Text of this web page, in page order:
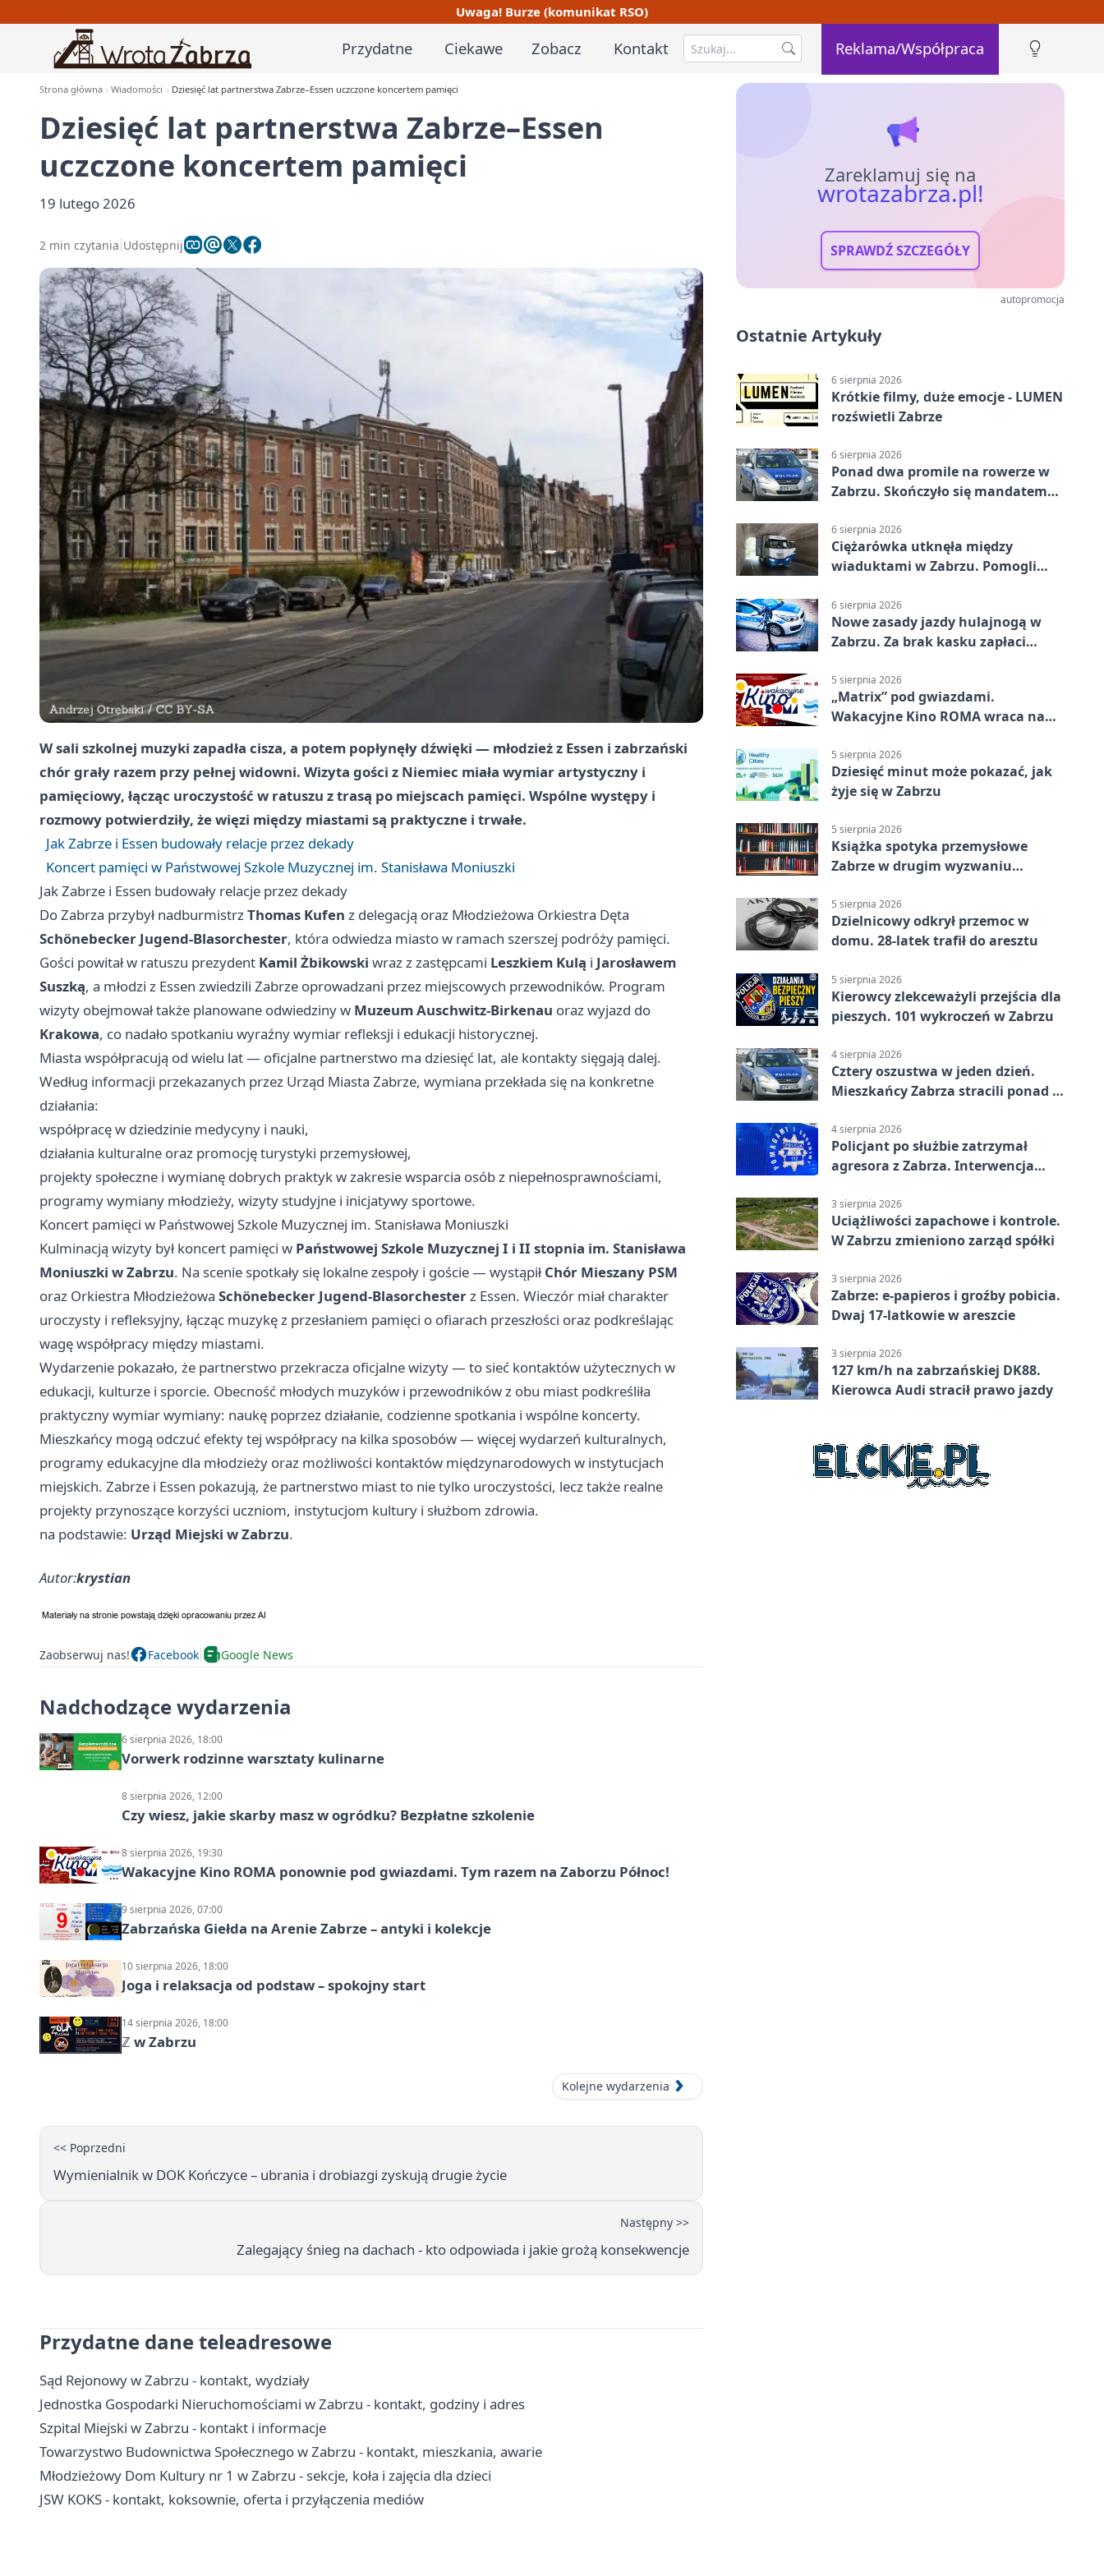
Uwaga! Burze (komunikat RSO)
Przydatne Ciekawe Zobacz Kontakt Reklama/Współpraca
Strona główna Wiadomości Dziesięć lat partnerstwa Zabrze–Essen uczczone koncertem pamięci
Dziesięć lat partnerstwa Zabrze–Essen
uczczone koncertem pamięci
19 lutego 2026
2 min czytania Udostępnij
W sali szkolnej muzyki zapadła cisza, a potem popłynęły dźwięki — młodzież z Essen i zabrzański
chór grały razem przy pełnej widowni. Wizyta gości z Niemiec miała wymiar artystyczny i
pamięciowy, łącząc uroczystość w ratuszu z trasą po miejscach pamięci. Wspólne występy i
rozmowy potwierdziły, że więzi między miastami są praktyczne i trwałe.
Jak Zabrze i Essen budowały relacje przez dekady
Koncert pamięci w Państwowej Szkole Muzycznej im. Stanisława Moniuszki
Jak Zabrze i Essen budowały relacje przez dekady
Do Zabrza przybył nadburmistrzThomas Kufen z delegacją oraz Młodzieżowa Orkiestra Dęta
Schönebecker Jugend-Blasorchester, która odwiedza miasto w ramach szerszej podróży pamięci.
Gości powitał w ratuszu prezydent Kamil Żbikowski wraz z zastępcami Leszkiem Kulą i Jarosławem
Suszką, a młodzi z Essen zwiedzili Zabrze oprowadzani przez miejscowych przewodników. Program
wizyty obejmował także planowane odwiedziny w Muzeum Auschwitz-Birkenau oraz wyjazd do
Krakowa, co nadało spotkaniu wyraźny wymiar refleksji i edukacji historycznej.
Miasta współpracują od wielu lat — oficjalne partnerstwo ma dziesięć lat, ale kontakty sięgają dalej.
Według informacji przekazanych przez Urząd Miasta Zabrze, wymiana przekłada się na konkretne
działania:
współpracę w dziedzinie medycyny i nauki,
działania kulturalne oraz promocję turystyki przemysłowej,
projekty społeczne i wymianę dobrych praktyk w zakresie wsparcia osób z niepełnosprawnościami,
programy wymiany młodzieży, wizyty studyjne i inicjatywy sportowe.
Koncert pamięci w Państwowej Szkole Muzycznej im. Stanisława Moniuszki
Kulminacją wizyty był koncert pamięci w Państwowej Szkole Muzycznej I i II stopnia im. Stanisława
Moniuszki w Zabrzu. Na scenie spotkały się lokalne zespoły i goście — wystąpiłChór Mieszany PSM
oraz Orkiestra Młodzieżowa Schönebecker Jugend-Blasorchesterz Essen. Wieczór miał charakter
uroczysty i refleksyjny, łącząc muzykę z przesłaniem pamięci o ofiarach przeszłości oraz podkreślając
wagę współpracy między miastami.
Wydarzenie pokazało, że partnerstwo przekracza oficjalne wizyty — to sieć kontaktów użytecznych w
edukacji, kulturze i sporcie. Obecność młodych muzyków i przewodników z obu miast podkreśliła
praktyczny wymiar wymiany: naukę poprzez działanie, codzienne spotkania i wspólne koncerty.
Mieszkańcy mogą odczuć efekty tej współpracy na kilka sposobów — więcej wydarzeń kulturalnych,
programy edukacyjne dla młodzieży oraz możliwości kontaktów międzynarodowych w instytucjach
miejskich. Zabrze i Essen pokazują, że partnerstwo miast to nie tylko uroczystości, lecz także realne
projekty przynoszące korzyści uczniom, instytucjom kultury i służbom zdrowia.
na podstawie: Urząd Miejski w Zabrzu.
Autor:krystian
Zaobserwuj nas! Facebook Google News
Nadchodzące wydarzenia
6 sierpnia 2026, 18:00
Vorwerk rodzinne warsztaty kulinarne
8 sierpnia 2026, 12:00
Czy wiesz, jakie skarby masz w ogródku? Bezpłatne szkolenie
8 sierpnia 2026, 19:30
Wakacyjne Kino ROMA ponownie pod gwiazdami. Tym razem na Zaborzu Północ!
9 sierpnia 2026, 07:00
Zabrzańska Giełda na Arenie Zabrze – antyki i kolekcje
10 sierpnia 2026, 18:00
Joga i relaksacja od podstaw – spokojny start
14 sierpnia 2026, 18:00
ℤ w Zabrzu
Kolejne wydarzenia
<< Poprzedni
Wymienialnik w DOK Kończyce – ubrania i drobiazgi zyskują drugie życie
Następny >>
Zalegający śnieg na dachach - kto odpowiada i jakie grożą konsekwencje
Przydatne dane teleadresowe
Sąd Rejonowy w Zabrzu - kontakt, wydziały
Jednostka Gospodarki Nieruchomościami w Zabrzu - kontakt, godziny i adres
Szpital Miejski w Zabrzu - kontakt i informacje
Towarzystwo Budownictwa Społecznego w Zabrzu - kontakt, mieszkania, awarie
Młodzieżowy Dom Kultury nr 1 w Zabrzu - sekcje, koła i zajęcia dla dzieci
JSW KOKS - kontakt, koksownie, oferta i przyłączenia mediów
Zareklamuj się na
wrotazabrza.pl!
SPRAWDŹ SZCZEGÓŁY
autopromocja
Ostatnie Artykuły
6 sierpnia 2026
Krótkie filmy, duże emocje - LUMEN
rozświetli Zabrze
6 sierpnia 2026
Ponad dwa promile na rowerze w
Zabrzu. Skończyło się mandatem
6 sierpnia 2026
Ciężarówka utknęła między
wiaduktami w Zabrzu. Pomogli
6 sierpnia 2026
Nowe zasady jazdy hulajnogą w
Zabrzu. Za brak kasku zapłaci
5 sierpnia 2026
„Matrix” pod gwiazdami.
Wakacyjne Kino ROMA wraca na
5 sierpnia 2026
Dziesięć minut może pokazać, jak
żyje się w Zabrzu
5 sierpnia 2026
Książka spotyka przemysłowe
Zabrze w drugim wyzwaniu
5 sierpnia 2026
Dzielnicowy odkrył przemoc w
domu. 28-latek trafił do aresztu
5 sierpnia 2026
Kierowcy zlekceważyli przejścia dla
pieszych. 101 wykroczeń w Zabrzu
4 sierpnia 2026
Cztery oszustwa w jeden dzień.
Mieszkańcy Zabrza stracili ponad 6
4 sierpnia 2026
Policjant po służbie zatrzymał
agresora z Zabrza. Interwencja
3 sierpnia 2026
Uciążliwości zapachowe i kontrole.
W Zabrzu zmieniono zarząd spółki
3 sierpnia 2026
Zabrze: e-papieros i groźby pobicia.
Dwaj 17-latkowie w areszcie
3 sierpnia 2026
127 km/h na zabrzańskiej DK88.
Kierowca Audi stracił prawo jazdy